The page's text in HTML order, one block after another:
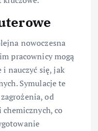
nowoczesna
pracownicy mogą
i nauczyć się, jak
Symulacje te
od
co